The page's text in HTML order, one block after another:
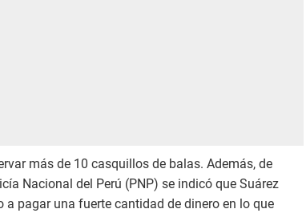
más de 10 casquillos de balas. Además, de
Nacional del Perú (PNP) se indicó que Suárez
pagar una fuerte cantidad de dinero en lo que